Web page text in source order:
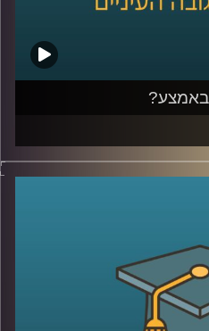
באמצע?
מרקוביץ קוראות יחד
ולתרגל באופן שונה
שכדאי להכיר
האמצעית
על מורכבות הנפש ועל